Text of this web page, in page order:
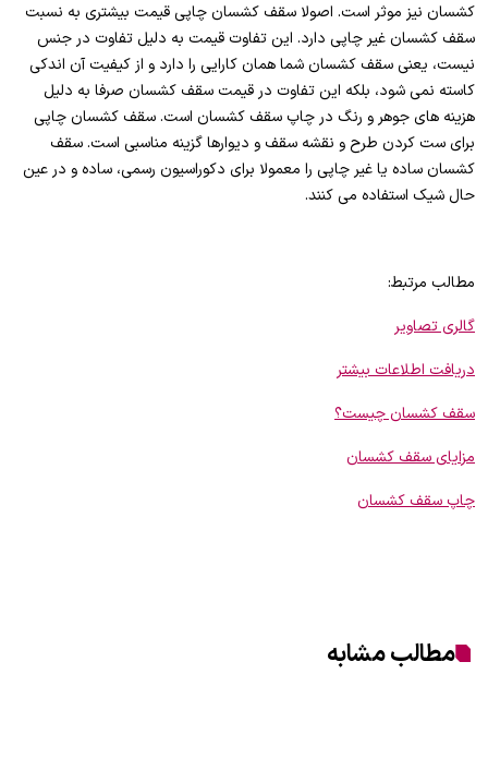
کشسان نیز موثر است. اصولا سقف کشسان چاپی قیمت بیشتری به نسبت
سقف کشسان غیر چاپی دارد. این تفاوت قیمت به دلیل تفاوت در جنس
نیست، یعنی سقف کشسان شما همان کارایی را دارد و از کیفیت آن اندکی
کاسته نمی شود، بلکه این تفاوت در قیمت سقف کشسان صرفا به دلیل
هزینه های جوهر و رنگ در چاپ سقف کشسان است. سقف کشسان چاپی
برای ست کردن طرح و نقشه سقف و دیوارها گزینه مناسبی است. سقف
کشسان ساده یا غیر چاپی را معمولا برای دکوراسیون رسمی، ساده و در عین
حال شیک استفاده می کنند.
مطالب مرتبط:
گالری تصاویر
دریافت اطلاعات بیشتر
سقف کشسان چیست؟
مزایای سقف کشسان
چاپ سقف کشسان
مطالب مشابه